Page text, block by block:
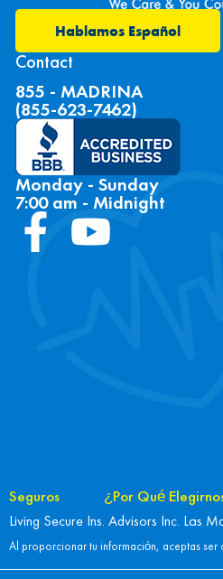
Hablamos Español
Contact
855 - MADRINA
(855-623-7462)
Monday - Sunday
7:00 am - Midnight
Seguros ¿Por Qué
Living Secure Ins. Advisors Inc. Las
Al proporcionar tu información, aceptas